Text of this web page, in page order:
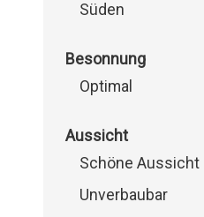
Süden
Besonnung
Optimal
Aussicht
Schöne Aussicht
Unverbaubar